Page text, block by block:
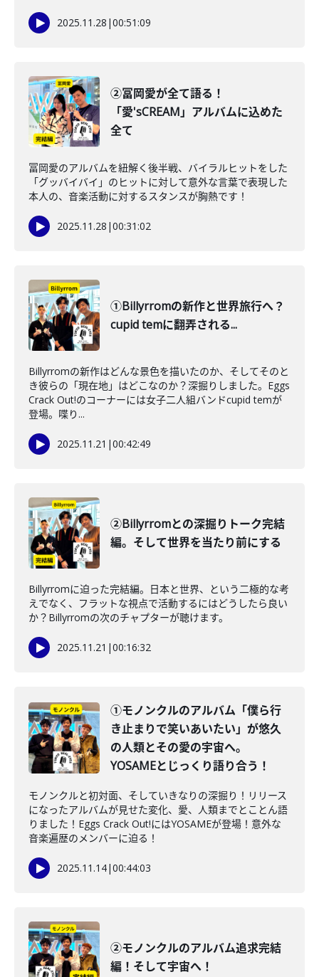
2025.11.28 |00:51:09
②冨岡愛が全て語る！
「愛'sCREAM」アルバムに込めた
全て
冨岡愛のアルバムを紐解く後半戦、バイラルヒットをした
「グッバイバイ」のヒットに対して意外な言葉で表現した
本人の、音楽活動に対するスタンスが胸熱です！
2025.11.28 |00:31:02
①Billyrromの新作と世界旅行へ？
cupid temに翻弄される...
Billyrromの新作はどんな景色を描いたのか、そしてそのと
き彼らの「現在地」はどこなのか？深掘りしました。Eggs
Crack Out!のコーナーには女子二人組バンドcupid temが
登場。喋り...
2025.11.21 |00:42:49
②Billyrromとの深掘りトーク完結
編。そして世界を当たり前にする
Billyrromに迫った完結編。日本と世界、という二極的な考
えでなく、フラットな視点で活動するにはどうしたら良い
か？Billyrromの次のチャプターが聴けます。
2025.11.21 |00:16:32
①モノンクルのアルバム「僕ら行
き止まりで笑いあいたい」が悠久
の人類とその愛の宇宙へ。
YOSAMEとじっくり語り合う！
モノンクルと初対面、そしていきなりの深掘り！リリース
になったアルバムが見せた変化、愛、人類までとことん語
りました！Eggs Crack Out!にはYOSAMEが登場！意外な
音楽遍歴のメンバーに迫る！
2025.11.14|00:44:03
②モノンクルのアルバム追求完結
編！そして宇宙へ！